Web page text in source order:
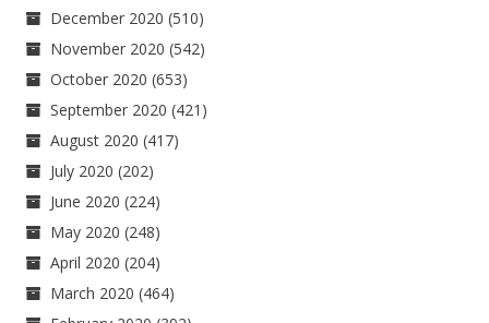
December 2020 (510)
November 2020 (542)
October 2020 (653)
September 2020 (421)
August 2020 (417)
July 2020 (202)
June 2020 (224)
May 2020 (248)
April 2020 (204)
March 2020 (464)